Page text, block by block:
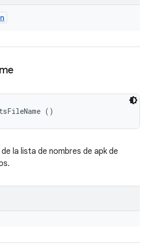
()
la lista de nombres de apk de